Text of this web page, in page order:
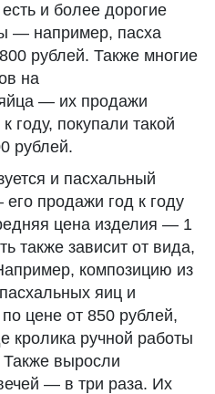
и более дорогие
— например, пасха
рублей. Также многие
на
— их продажи
году, покупали такой
рублей.
и пасхальный
продажи год к году
цена изделия — 1
также зависит от вида,
композицию из
яиц и
цене от 850 рублей,
кролика ручной работы
выросли
— в три раза. Их